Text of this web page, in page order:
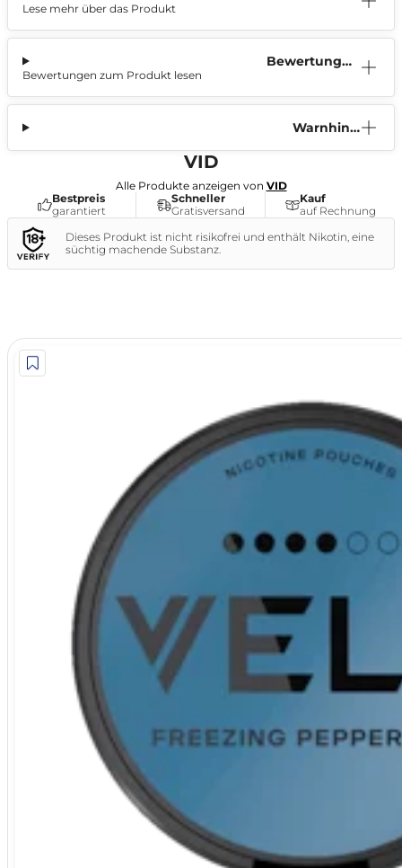
Lese mehr über das Produkt
Bewertunge
Bewertungen zum Produkt lesen
Warnhinw
VID
Alle Produkte anzeigen von VID
Bestpreis
garantiert
Schneller
Gratisversand
Kauf
auf Rechnung
Dieses Produkt ist nicht risikofrei und enthält Nikotin, eine
süchtig machende Substanz.